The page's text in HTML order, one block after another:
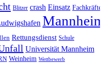
Blitzer crash Einsatz Fachkräfte
Rettungsdienst Schule
Universität Mannheim
Weinheim Wettbewerb